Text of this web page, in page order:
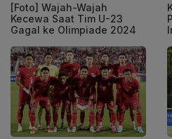
[Foto] Wajah-Wajah
Kecewa Saat Tim U-23
Gagal ke Olimpiade 2024